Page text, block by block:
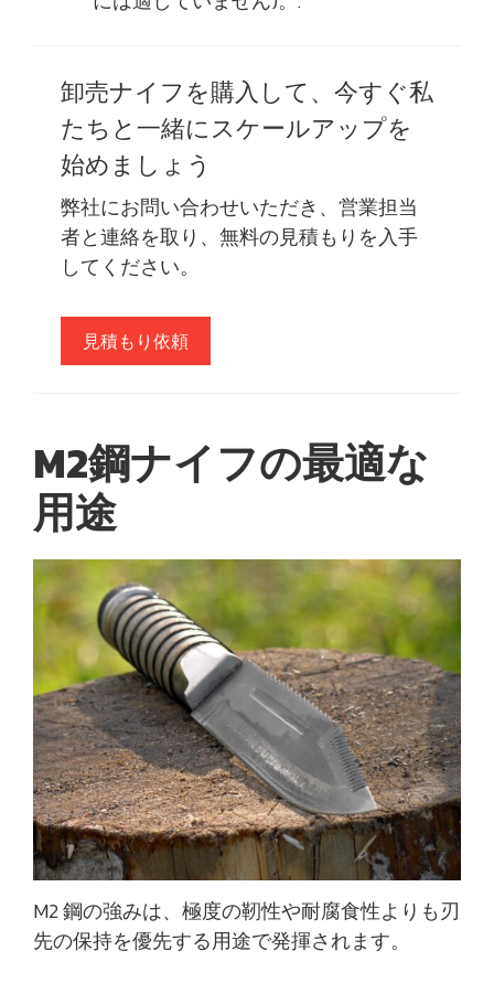
卸売ナイフを購入して、今すぐ私
たちと一緒にスケールアップを
始めましょう
弊社にお問い合わせいただき、営業担当
者と連絡を取り、無料の見積もりを入手
してください。
見積もり依頼
M2鋼ナイフの最適な
用途
M2 鋼の強みは、極度の靭性や耐腐食性よりも刃
先の保持を優先する用途で発揮されます。